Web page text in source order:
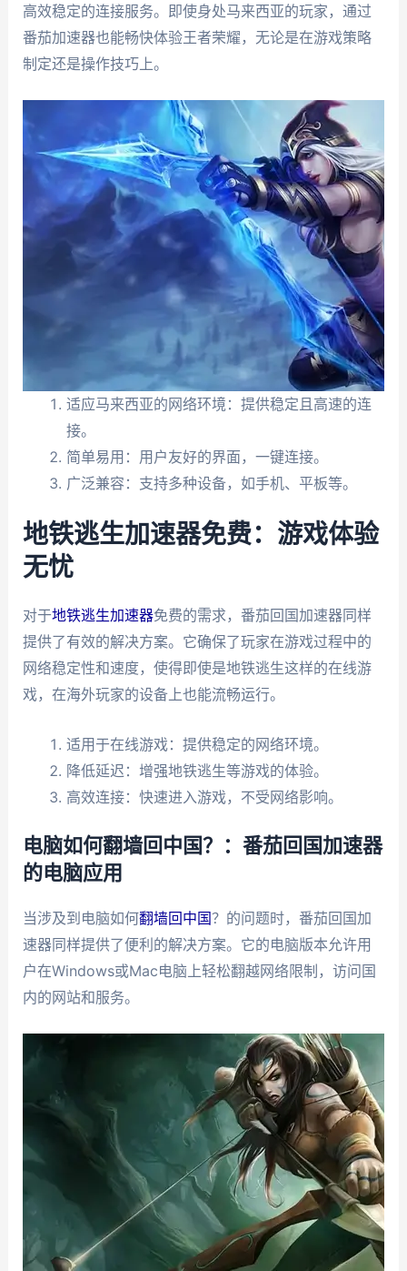
高效稳定的连接服务。即使身处马来西亚的玩家，通过
番茄加速器也能畅快体验王者荣耀，无论是在游戏策略
制定还是操作技巧上。
适应马来西亚的网络环境：提供稳定且高速的连
接。
简单易用：用户友好的界面，一键连接。
广泛兼容：支持多种设备，如手机、平板等。
地铁逃生加速器免费：游戏体验
无忧
对于地铁逃生加速器免费的需求，番茄回国加速器同样
提供了有效的解决方案。它确保了玩家在游戏过程中的
网络稳定性和速度，使得即使是地铁逃生这样的在线游
戏，在海外玩家的设备上也能流畅运行。
适用于在线游戏：提供稳定的网络环境。
降低延迟：增强地铁逃生等游戏的体验。
高效连接：快速进入游戏，不受网络影响。
电脑如何翻墙回中国？：番茄回国加速器
的电脑应用
当涉及到电脑如何翻墙回中国？的问题时，番茄回国加
速器同样提供了便利的解决方案。它的电脑版本允许用
户在Windows或Mac电脑上轻松翻越网络限制，访问国
内的网站和服务。